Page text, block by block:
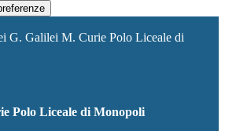
G. Galilei M. Curie Polo Liceale di
Polo Liceale di Monopoli